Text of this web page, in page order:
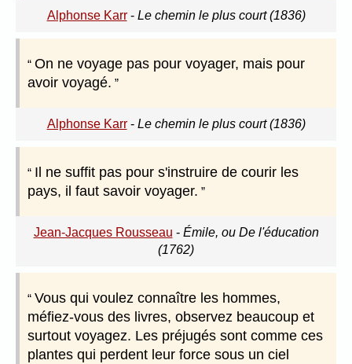
Alphonse Karr- Le chemin le plus court (1836)
On ne voyage pas pour voyager, mais pour
avoir voyagé.
Alphonse Karr- Le chemin le plus court (1836)
Il ne suffit pas pour s'instruire de courir les
pays, il faut savoir voyager.
Jean-Jacques Rousseau - Émile, ou De l'éducation
(1762)
Vous qui voulez connaître les hommes,
méfiez-vous des livres, observez beaucoup et
surtout voyagez. Les préjugés sont comme ces
plantes qui perdent leur force sous un ciel